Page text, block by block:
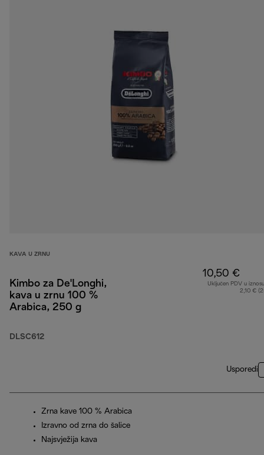
KAVA U ZRNU
Kimbo za De'Longhi,
kava u zrnu 100 %
Arabica, 250 g
DLSC612
10,50 €
Uključen PDV u
2,10 €
Usporedi
Zrna kave 100 % Arabica
Izravno od zrna do šalice
Najsvježija kava